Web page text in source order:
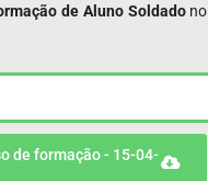
de Aluno Soldadono
de formação - 15-04-